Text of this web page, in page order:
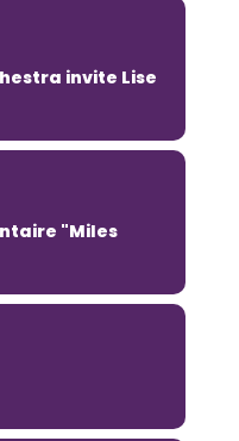
invite Lise
"Miles